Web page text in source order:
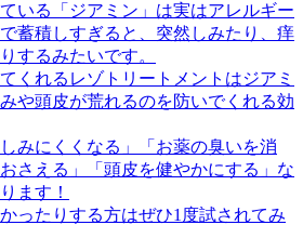
いる「ジアミン」は実はアレルギー
蓄積しすぎると、突然しみたり、痒
するみたいです。
くれるレゾトリートメントはジアミ
や頭皮が荒れるのを防いでくれる効
みにくくなる」「お薬の臭いを消
さえる」「頭皮を健やかにする」な
ます！
ったりする方はぜひ1度試されてみ